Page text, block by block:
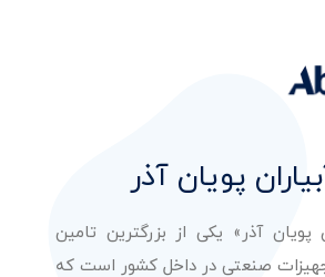
پویان آذر
پویان آذر» یکی از بزرگترین تامین
صنعتی در داخل کشور است که